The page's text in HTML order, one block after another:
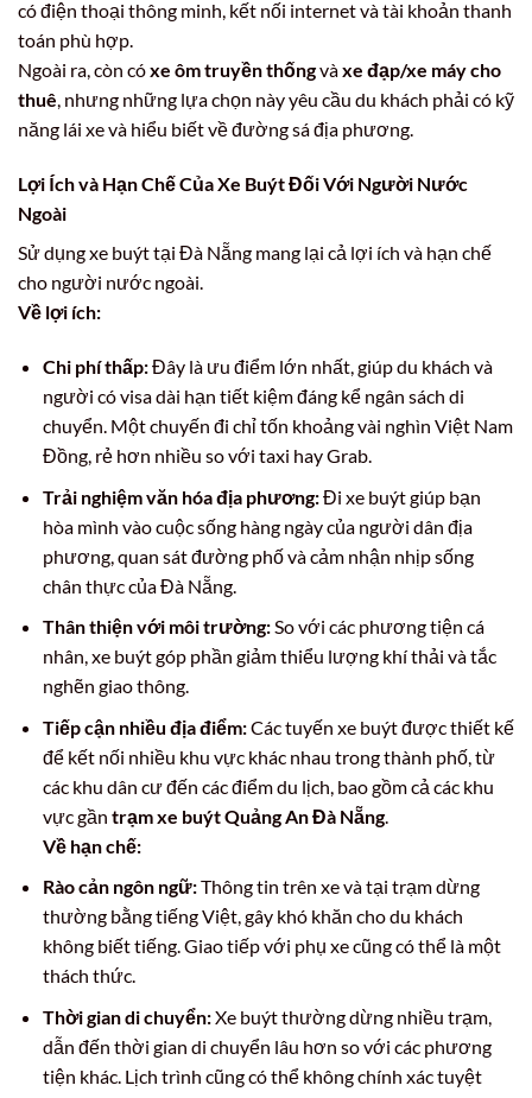
có điện thoại thông minh, kết nối internet và tài khoản thanh
toán phù hợp.
Ngoài ra, còn cóxe ôm truyền thốngvàxe đạp/xe máy cho
thuê, nhưng những lựa chọn này yêu cầu du khách phải có kỹ
năng lái xe và hiểu biết về đường sá địa phương.
Lợi Ích và Hạn Chế Của Xe Buýt Đối Với Người Nước
Ngoài
Sử dụng xe buýt tại Đà Nẵng mang lại cả lợi ích và hạn chế
cho người nước ngoài.
Về lợi ích:
Chi phí thấp:Đây là ưu điểm lớn nhất, giúp du khách và
người có visa dài hạn tiết kiệm đáng kể ngân sách di
chuyển. Một chuyến đi chỉ tốn khoảng vài nghìn Việt Nam
Đồng, rẻ hơn nhiều so với taxi hay Grab.
Trải nghiệm văn hóa địa phương:Đi xe buýt giúp bạn
hòa mình vào cuộc sống hàng ngày của người dân địa
phương, quan sát đường phố và cảm nhận nhịp sống
chân thực của Đà Nẵng.
Thân thiện với môi trường:So với các phương tiện cá
nhân, xe buýt góp phần giảm thiểu lượng khí thải và tắc
nghẽn giao thông.
Tiếp cận nhiều địa điểm:Các tuyến xe buýt được thiết kế
để kết nối nhiều khu vực khác nhau trong thành phố, từ
các khu dân cư đến các điểm du lịch, bao gồm cả các khu
vực gần trạm xe buýt Quảng An Đà Nẵng.
Về hạn chế:
Rào cản ngôn ngữ:Thông tin trên xe và tại trạm dừng
thường bằng tiếng Việt, gây khó khăn cho du khách
không biết tiếng. Giao tiếp với phụ xe cũng có thể là một
thách thức.
Thời gian di chuyển:Xe buýt thường dừng nhiều trạm,
dẫn đến thời gian di chuyển lâu hơn so với các phương
tiện khác. Lịch trình cũng có thể không chính xác tuyệt